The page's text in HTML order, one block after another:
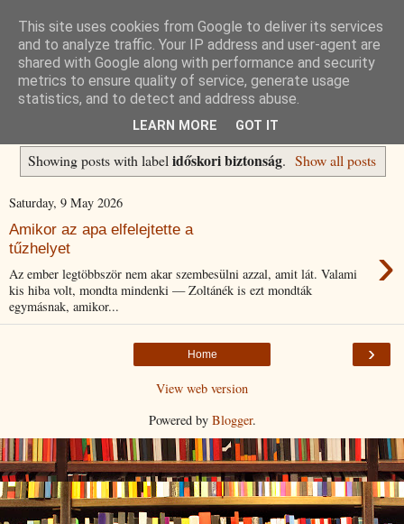
Havidíjas keresőoptimalizálás
Komplex Web+
Showing posts with label időskori biztonság. Show all posts
Saturday, 9 May 2026
Amikor az apa elfelejtette a
tűzhelyet
›
Az ember legtöbbször nem akar szembesülni azzal, amit lát. Valami
kis hiba volt, mondta mindenki — Zoltánék is ezt mondták
egymásnak, amikor...
›
Home
View web version
Powered by Blogger.
This site uses cookies from Google to deliver its services
and to analyze traffic. Your IP address and user-agent are
shared with Google along with performance and security
metrics to ensure quality of service, generate usage
statistics, and to detect and address abuse.
LEARN MORE GOT IT